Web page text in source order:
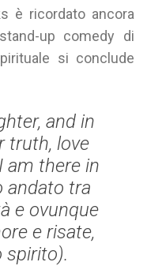
è ricordato ancora
up comedy di
si conclude
and in
truth, love
am there in
andato tra
e ovunque
e risate,
spirito).